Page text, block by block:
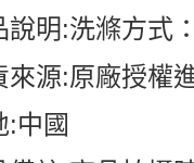
說明:洗滌方式
來源:原廠授權
:中國